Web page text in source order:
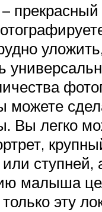
прекрасный
можете
Вы легко
ступней,
малыша
эту